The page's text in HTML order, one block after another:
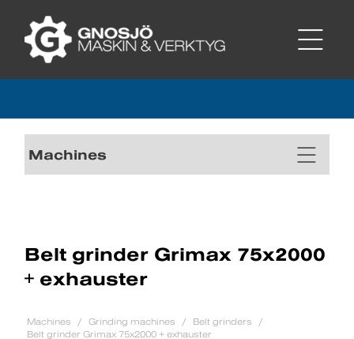
Machines
Belt grinder Grimax 75x2000
+ exhauster
Machines Grinding machines
Belt grinders
Belt grinder Grimax 75x2000 + exhauster